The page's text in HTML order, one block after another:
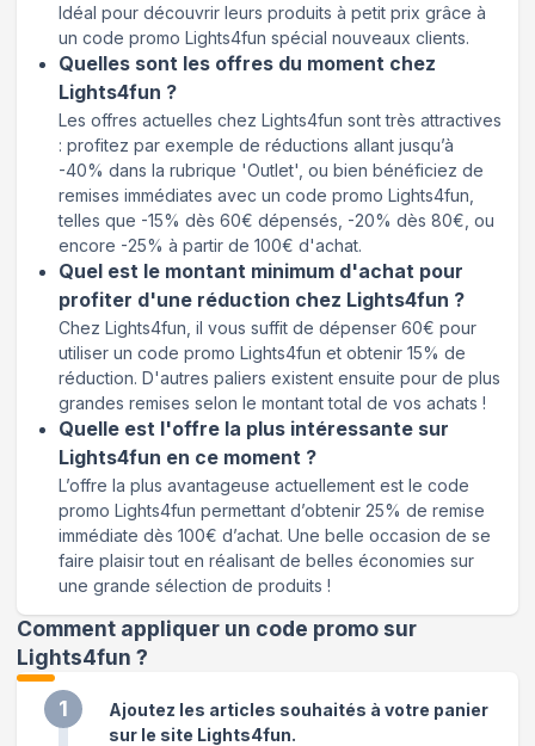
Idéal pour découvrir leurs produits à petit prix grâce à
un code promo Lights4fun spécial nouveaux clients.
Quelles sont les offres du moment chez
Lights4fun ?
Les offres actuelles chez Lights4fun sont très attractives
: profitez par exemple de réductions allant jusqu’à
-40% dans la rubrique 'Outlet', ou bien bénéficiez de
remises immédiates avec un code promo Lights4fun,
telles que -15% dès 60€ dépensés, -20% dès 80€, ou
encore -25% à partir de 100€ d'achat.
Quel est le montant minimum d'achat pour
profiter d'une réduction chez Lights4fun ?
Chez Lights4fun, il vous suffit de dépenser 60€ pour
utiliser un code promo Lights4fun et obtenir 15% de
réduction. D'autres paliers existent ensuite pour de plus
grandes remises selon le montant total de vos achats !
Quelle est l'offre la plus intéressante sur
Lights4fun en ce moment ?
L’offre la plus avantageuse actuellement est le code
promo Lights4fun permettant d’obtenir 25% de remise
immédiate dès 100€ d’achat. Une belle occasion de se
faire plaisir tout en réalisant de belles économies sur
une grande sélection de produits !
Comment appliquer un code promo sur
Lights4fun ?
1
Ajoutez les articles souhaités à votre panier
sur le site Lights4fun.